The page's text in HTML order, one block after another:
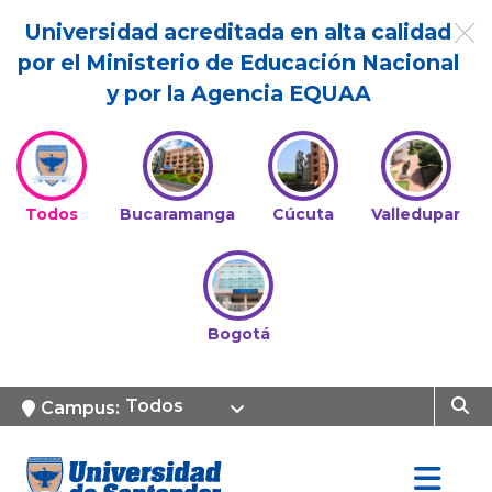
Universidad acreditada en alta calidad
por el Ministerio de Educación Nacional
y por la Agencia EQUAA
Todos Bucaramanga Cúcuta Valledupar
Bogotá
Campus: Todos